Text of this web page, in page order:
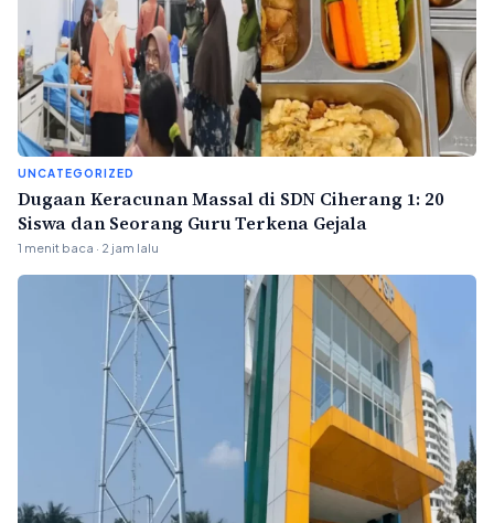
UNCATEGORIZED
Dugaan Keracunan Massal di SDN Ciherang 1: 20
Siswa dan Seorang Guru Terkena Gejala
1 menit baca · 2 jam lalu